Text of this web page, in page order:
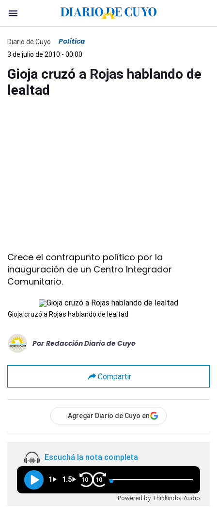
Diario de Cuyo Política
3 de julio de 2010 - 00:00
Gioja cruzó a Rojas hablando de
lealtad
Crece el contrapunto político por la
inauguración de un Centro Integrador
Comunitario.
Gioja cruzó a Rojas hablando de lealtad
Por Redacción Diario de Cuyo
Compartir
Agregar Diario de Cuyo en
Escuchá la nota completa
1 1.5 10 10
Powered by Thinkindot Audio